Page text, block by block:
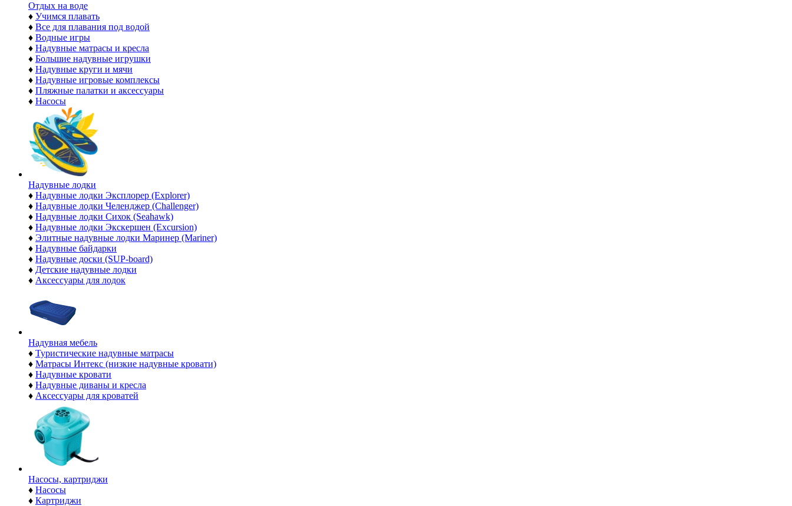
Отдых на воде
♦ Учимся плавать
♦ Все для плавания под водой
♦ Водные игры
♦ Надувные матрасы и кресла
♦ Большие надувные игрушки
♦ Надувные круги и мячи
♦ Надувные игровые комплексы
♦ Пляжные палатки и аксессуары
♦ Насосы
Надувные лодки
♦ Надувные лодки Эксплорер (Explorer)
♦ Надувные лодки Челенджер (Challenger)
♦ Надувные лодки Сихок (Seahawk)
♦ Надувные лодки Экскершен (Excursion)
♦ Элитные надувные лодки Маринер (Mariner)
♦ Надувные байдарки
♦ Надувные доски (SUP-board)
♦ Детские надувные лодки
♦ Аксессуары для лодок
Надувная мебель
♦ Туристические надувные матрасы
♦ Матрасы Интекс (низкие надувные кровати)
♦ Надувные кровати
♦ Надувные диваны и кресла
♦ Аксессуары для кроватей
Насосы, картриджи
♦ Насосы
♦ Картриджи